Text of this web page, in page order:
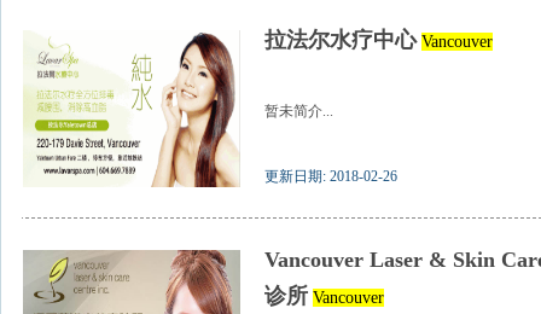
拉法尔水疗中心 Vancouver
暂未简介...
更新日期: 2018-02-26
Vancouver Laser & Skin
诊所 Vancouver